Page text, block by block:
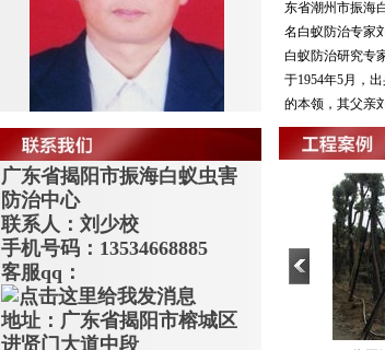
东省潮州市振海
名白蚁防治专家
白蚁防治研究专
于1954年5月，
的本领，其父亲
广东省揭阳市振海白蚁虫害
防治中心
联系人：刘少校
手机号码：13534668885
客服qq：
地址：广东省揭阳市榕城区
进贤门大道中段